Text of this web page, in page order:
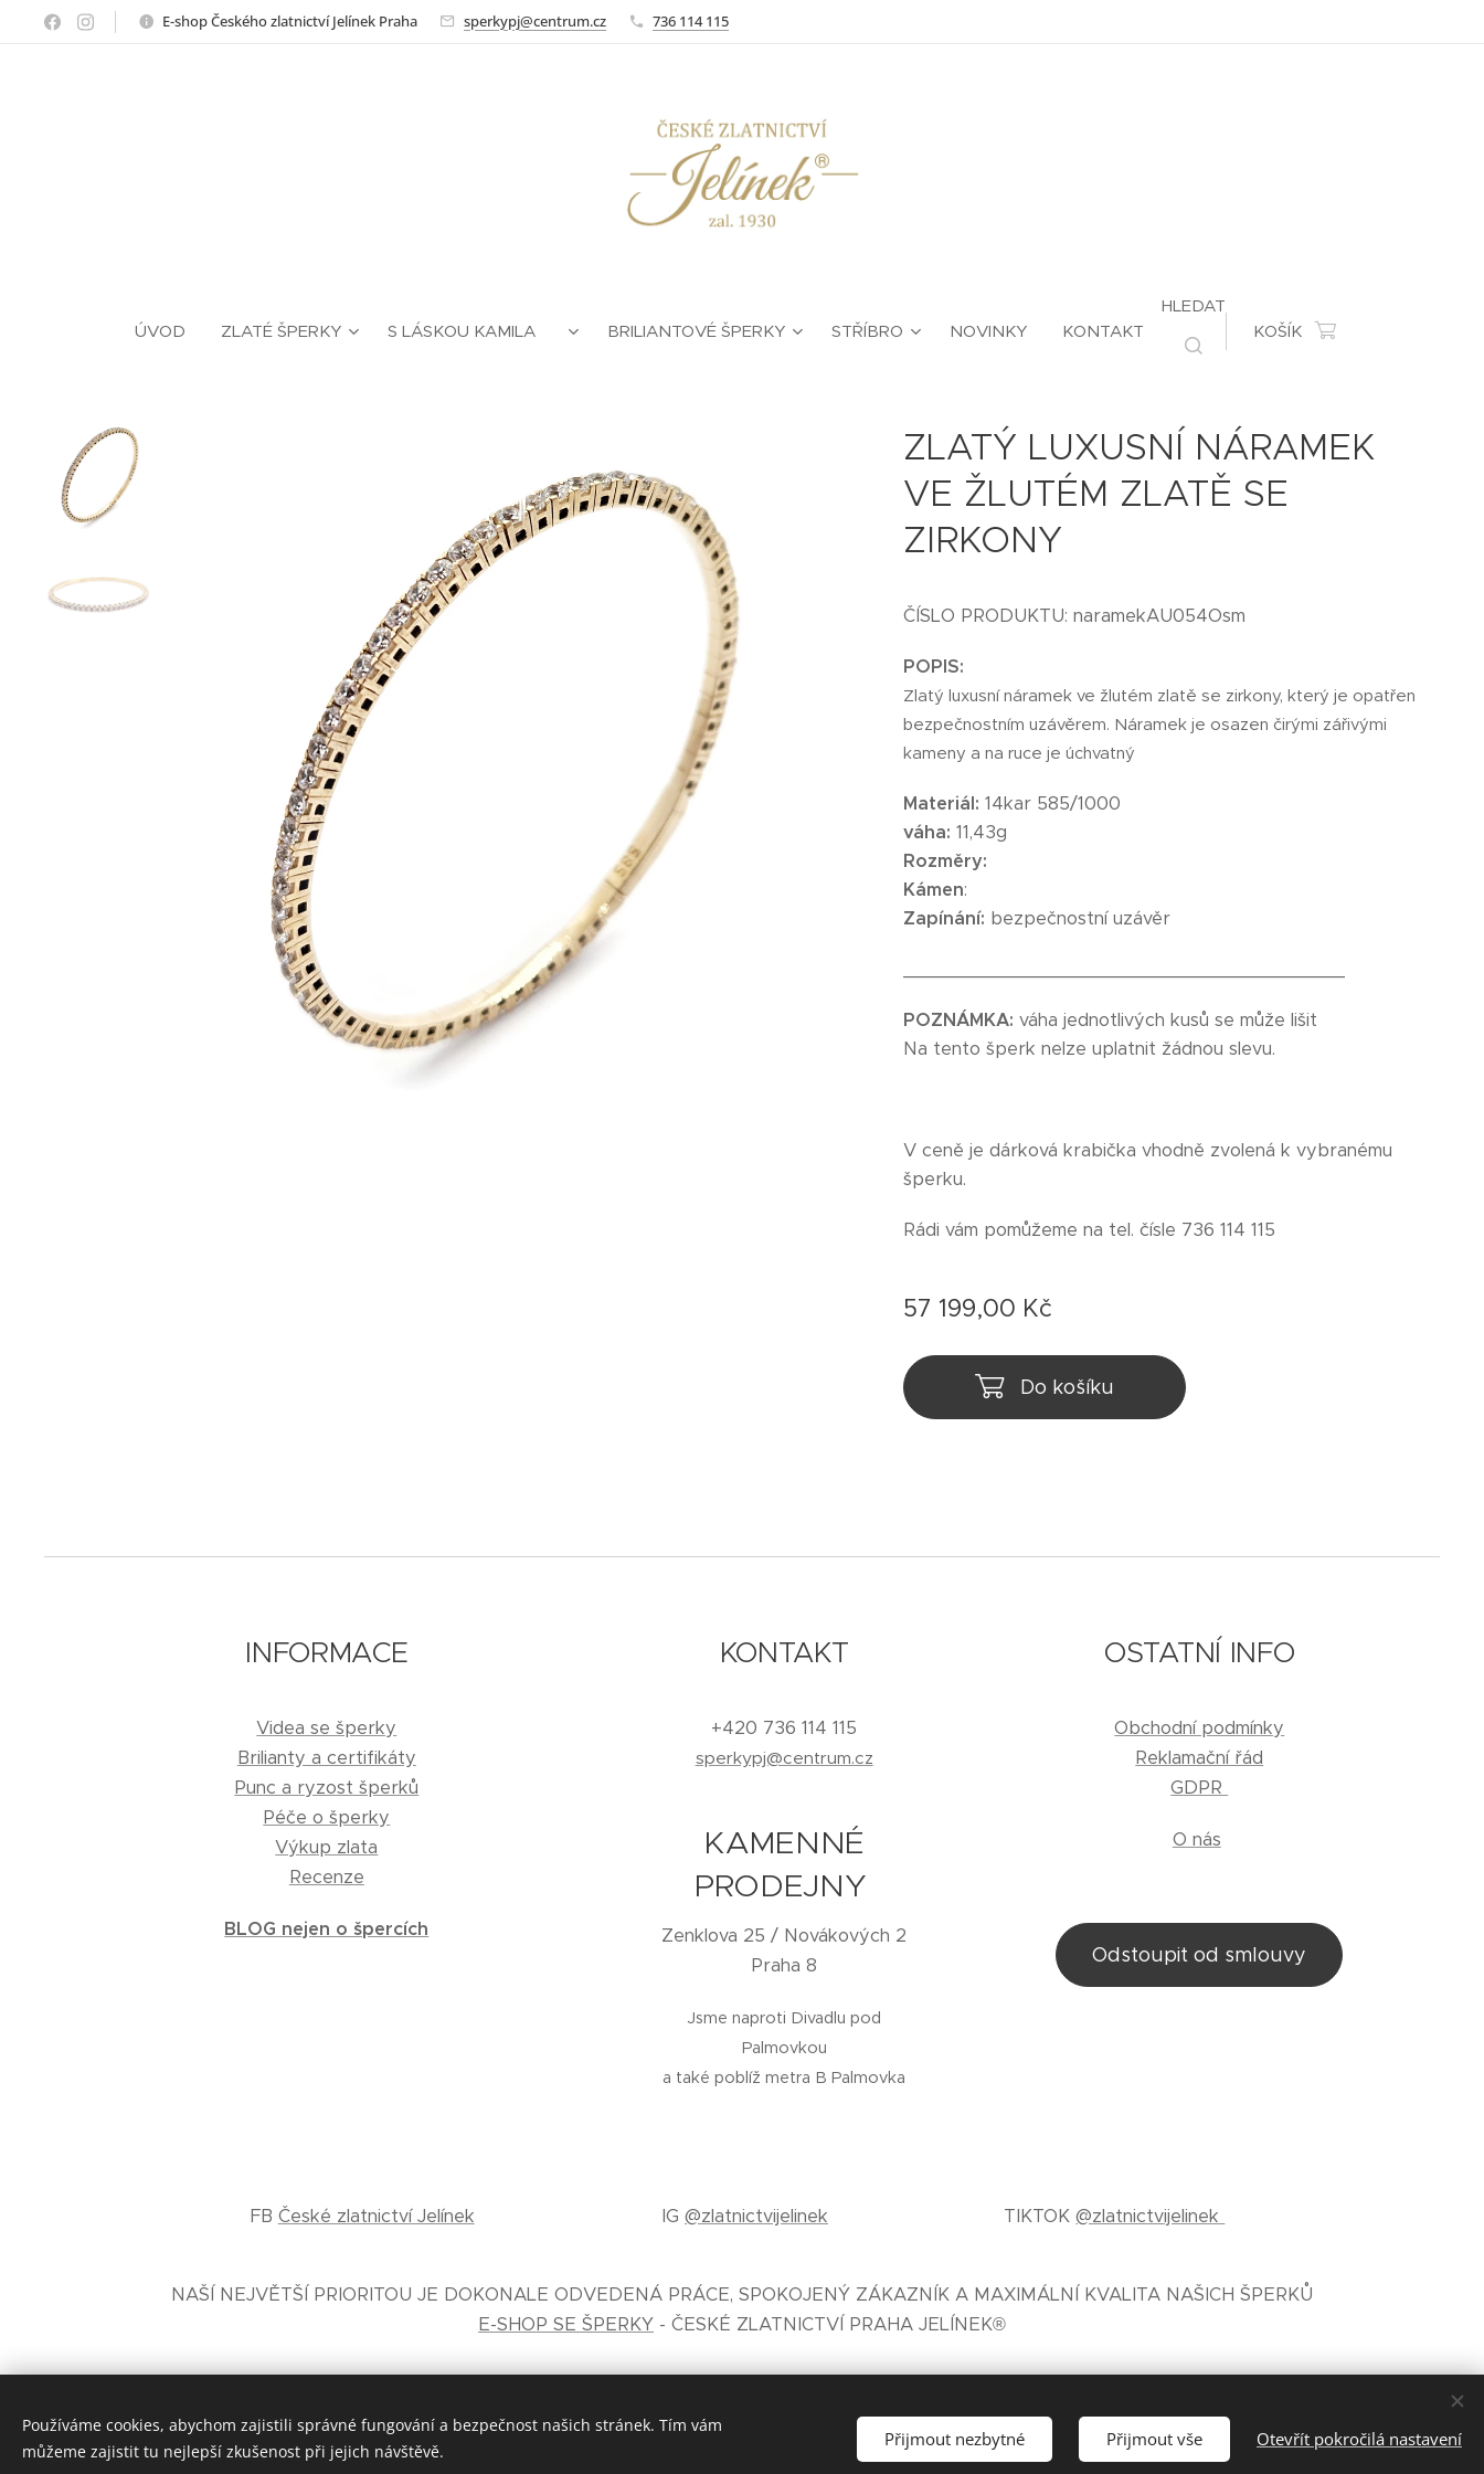
E-shop Českého zlatnictví Jelínek Praha sperkypj@centrum.cz 736 114 115
ÚVOD ZLATÉ ŠPERKY S LÁSKOU KAMILA ❤ BRILIANTOVÉ ŠPERKY STŘÍBRO NOVINKY KONTAKT
HLEDAT
KOŠÍK
ZLATÝ LUXUSNÍ NÁRAMEK
VE ŽLUTÉM ZLATĚ SE
ZIRKONY
ČÍSLO PRODUKTU: naramekAU054Osm
POPIS:
Zlatý luxusní náramek ve žlutém zlatě se zirkony, který je opatřen
bezpečnostním uzávěrem. Náramek je osazen čirými zářivými
kameny a na ruce je úchvatný
Materiál: 14kar 585/1000
váha: 11,43g
Rozměry:
Kámen:
Zapínání: bezpečnostní uzávěr
POZNÁMKA:váha jednotlivých kusů se může lišit
Na tento šperk nelze uplatnit žádnou slevu.
V ceně je dárková krabička vhodně zvolená k vybranému
šperku.
Rádi vám pomůžeme na tel. čísle 736 114 115
57 199,00 Kč
Do košíku
INFORMACE
Videa se šperky
Brilianty a certifikáty
Punc a ryzost šperků
Péče o šperky
Výkup zlata
Recenze
BLOG nejen o špercích
KONTAKT
+420 736 114 115
sperkypj@centrum.cz
KAMENNÉ
PRODEJNY
Zenklova 25 / Novákových 2
Praha 8
Jsme naproti Divadlu pod
Palmovkou
a také poblíž metra B Palmovka
OSTATNÍ INFO
Obchodní podmínky
Reklamační řád
GDPR
O nás
Odstoupit od smlouvy
FB České zlatnictví Jelínek IG @zlatnictvijelinek TIKTOK@zlatnictvijelinek
NAŠÍ NEJVĚTŠÍ PRIORITOU JE DOKONALE ODVEDENÁ PRÁCE, SPOKOJENÝ ZÁKAZNÍK A MAXIMÁLNÍ KVALITA NAŠICH ŠPERKŮ
E-SHOP SE ŠPERKY - ČESKÉ ZLATNICTVÍ PRAHA JELÍNEK®
Používáme cookies, abychom zajistili správné fungování a bezpečnost našich stránek. Tím vám
můžeme zajistit tu nejlepší zkušenost při jejich návštěvě.
Přijmout nezbytné Přijmout vše Otevřít pokročilá nastavení